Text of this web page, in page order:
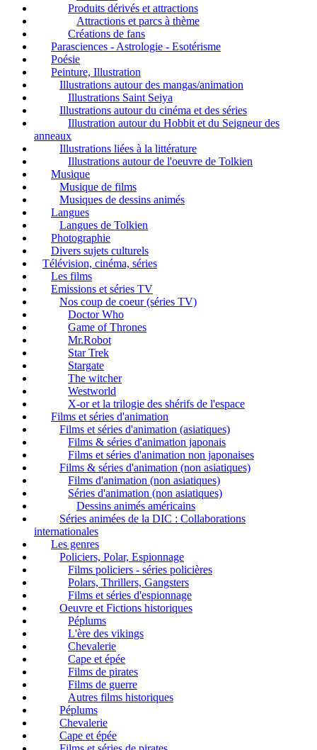
Produits dérivés et attractions
Attractions et parcs à thème
Créations de fans
Parasciences - Astrologie - Esotérisme
Poésie
Peinture, Illustration
Illustrations autour des mangas/animation
Illustrations Saint Seiya
Illustrations autour du cinéma et des séries
Illustration autour du Hobbit et du Seigneur des
anneaux
Illustrations liées à la littérature
Illustrations autour de l'oeuvre de Tolkien
Musique
Musique de films
Musiques de dessins animés
Langues
Langues de Tolkien
Photographie
Divers sujets culturels
Télévision, cinéma, séries
Les films
Emissions et séries TV
Nos coup de coeur (séries TV)
Doctor Who
Game of Thrones
Mr.Robot
Star Trek
Stargate
The witcher
Westworld
X-or et la trilogie des shérifs de l'espace
Films et séries d'animation
Films et séries d'animation (asiatiques)
Films & séries d'animation japonais
Films et séries d'animation non japonaises
Films & séries d'animation (non asiatiques)
Films d'animation (non asiatiques)
Séries d'animation (non asiatiques)
Dessins animés américains
Séries animées de la DIC : Collaborations
internationales
Les genres
Policiers, Polar, Espionnage
Films policiers - séries policières
Polars, Thrillers, Gangsters
Films et séries d'espionnage
Oeuvre et Fictions historiques
Péplums
L'ère des vikings
Chevalerie
Cape et épée
Films de pirates
Films de guerre
Autres films historiques
Péplums
Chevalerie
Cape et épée